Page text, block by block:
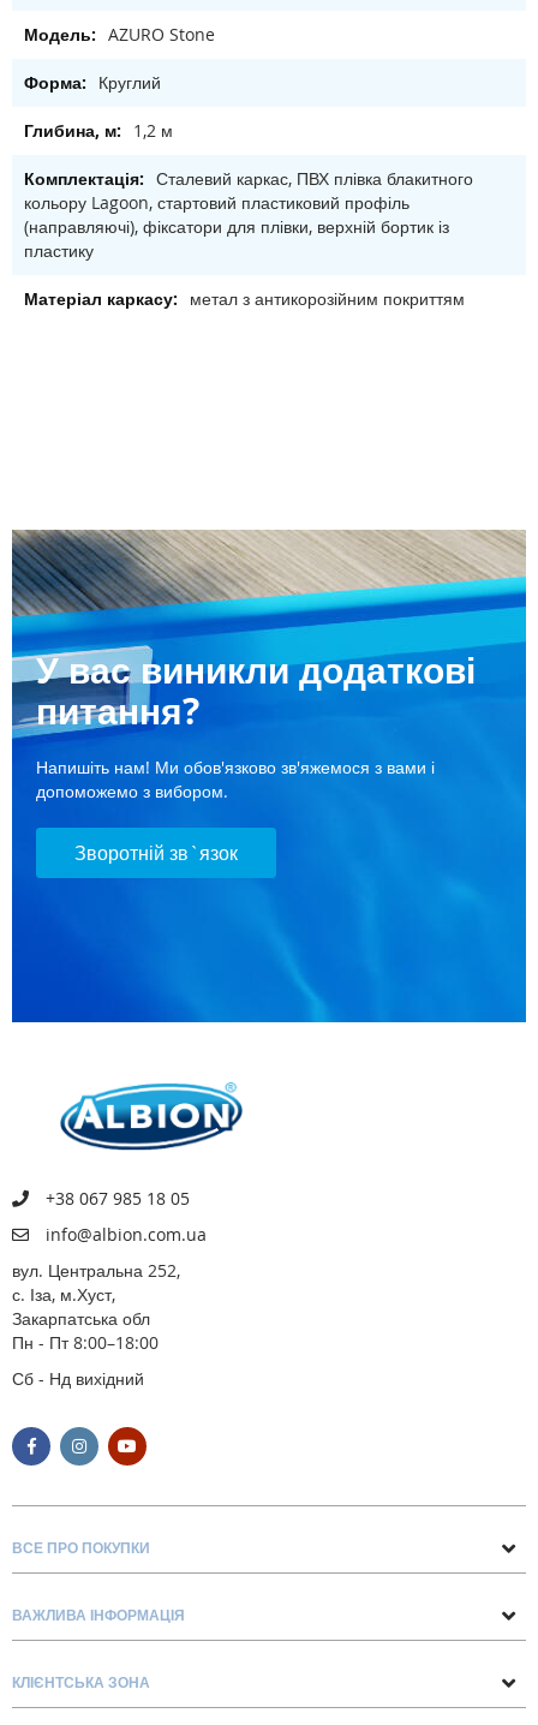
AZURO Stone
Круглий
1,2 м
Сталевий каркас, ПВХ плівка блакитного
кольору Lagoon, стартовий пластиковий профіль
(направляючі), фіксатори для плівки, верхній бортик із
пластику
метал з антикорозійним покриттям
У вас виникли додаткові
питання?
Напишіть нам! Ми обов'язково зв'яжемося з вами і
допоможемо з вибором.
Зворотній зв`язок
+38 067 985 18 05
info@albion.com.ua
вул. Центральна 252,
с. Іза, м.Хуст,
Закарпатська обл
Пн - Пт 8:00–18:00
Сб - Нд вихідний
ВСЕ ПРО ПОКУПКИ
Про нас
Блог
ВАЖЛИВА ІНФОРМАЦІЯ
Доставка та оплата
КЛІЄНТСЬКА ЗОНА